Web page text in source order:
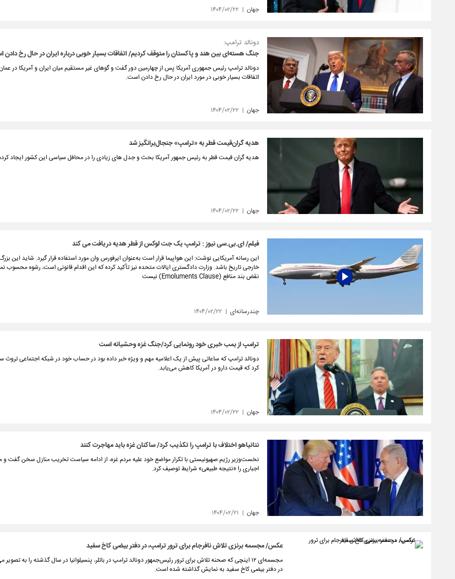
جهان ۱۴۰۴/۰۲/۲۲
دونالد ترامپ:
جنگ هسته‌ای بین هند و پاکستان را متوقف کردیم/ اتفاقات بسیار خوبی درباره ایران در حال رخ
دونالد ترامپ رئیس جمهوری آمریکا پس از چهارمین دور گفت و گوهای غیر مستقیم میان ایران و آمریکا در عمان
اتفاقات بسیار خوبی در مورد ایران در حال رخ دادن است.
جهان ۱۴۰۴/۰۲/۲۲
هدیه گران‌قیمت قطر به «ترامپ» جنجال‌برانگیز شد
هدیه گران قیمت قطر به رئیس جمهور آمریکا بحث و جدل های زیادی را در محافل سیاسی این کشور ایجاد
جهان ۱۴۰۴/۰۲/۲۲
فیلم/ ای.بی.سی نیوز : ترامپ یک جت لوکس از قطر هدیه‌ دریافت می کند
این رسانه آمریکایی نوشت: این هواپیما قرار است به‌عنوان ایرفورس وان مورد استفاده قرار گیرد. شاید این
خارجی تاریخ باشد. وزارت دادگستری ایالات متحده نیز تأکید کرده که این اقدام قانونی است، رشوه محسوب
نقض بند منافع (Emoluments Clause) نیست
چندرسانه‌ای ۱۴۰۴/۰۲/۲۲
ترامپ از بمب خبری خود رونمایی کرد/جنگ غزه وحشیانه است
دونالد ترامپ که ساعاتی پیش از یک اعلامیه مهم و ویژه خبر داده بود در حساب خود در شبکه اجتماعی تروث
کرد که قیمت دارو در آمریکا کاهش می‌یابد.
جهان ۱۴۰۴/۰۲/۲۲
نتانیاهو اختلاف با ترامپ را تکذیب کرد/ ساکنان غزه باید مهاجرت کنند
نخست‌وزیر رژیم صهیونیستی با تکرار مواضع خود علیه مردم غزه، از ادامه سیاست تخریب منازل سخن گفت و
اجباری را «نتیجه طبیعی» شرایط توصیف کرد.
جهان ۱۴۰۴/۰۲/۲۱
عکس/ مجسمه برنزی تلاش نافرجام برای ترور ترامپ، در دفتر بیضی کاخ سفید
مجسمه‌ای ۱۲ اینچی که صحنه تلاش برای ترور رئیس‌جمهور دونالد ترامپ در باتلر، پنسیلوانیا در سال گذشته را به
در دفتر بیضی کاخ سفید به نمایش گذاشته شده است.